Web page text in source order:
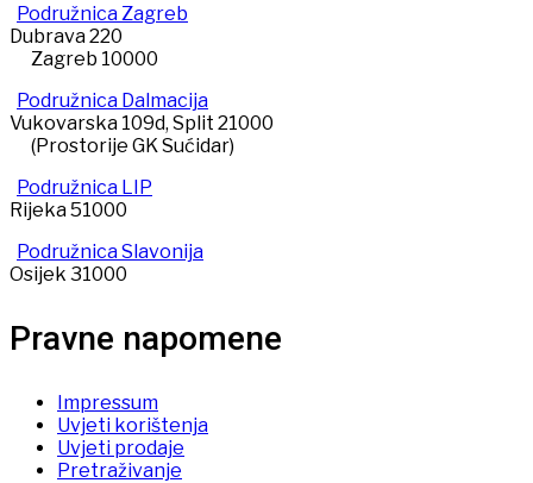
Podružnica Zagreb
Dubrava 220
Zagreb 10000
Podružnica Dalmacija
Vukovarska 109d, Split 21000
(Prostorije GK Sućidar)
Podružnica LIP
Rijeka 51000
Podružnica Slavonija
Osijek 31000
Pravne napomene
Impressum
Uvjeti korištenja
Uvjeti prodaje
Pretraživanje